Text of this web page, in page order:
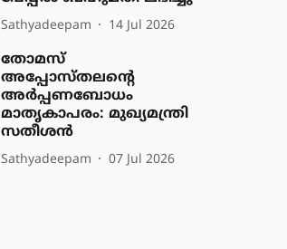
Sathyadeepam 14 Jul 2026
തോമസ്
അപ്പോസ്തലന്റെ
അർപ്പണബോധം
മാതൃകാപരം: മുഖ്യമന്ത്രി
സതീശൻ
Sathyadeepam 07 Jul 2026